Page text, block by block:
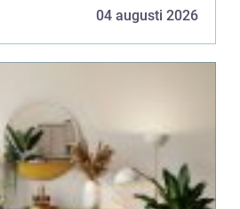
04 augusti 2026